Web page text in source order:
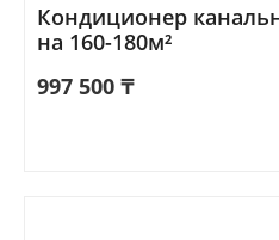
Кондиционер
на 160-180м²
997 500 ₸